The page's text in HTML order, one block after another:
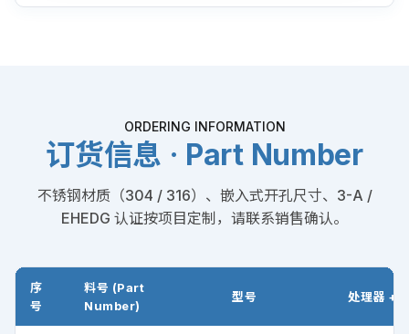
ORDERING INFORMATION
订货信息 · Part Number
不锈钢材质（304 / 316）、嵌入式开孔尺寸、3-A /
EHEDG 认证按项目定制，请联系销售确认。
序
号
料号 (Part
Number)
型号 处理器 +